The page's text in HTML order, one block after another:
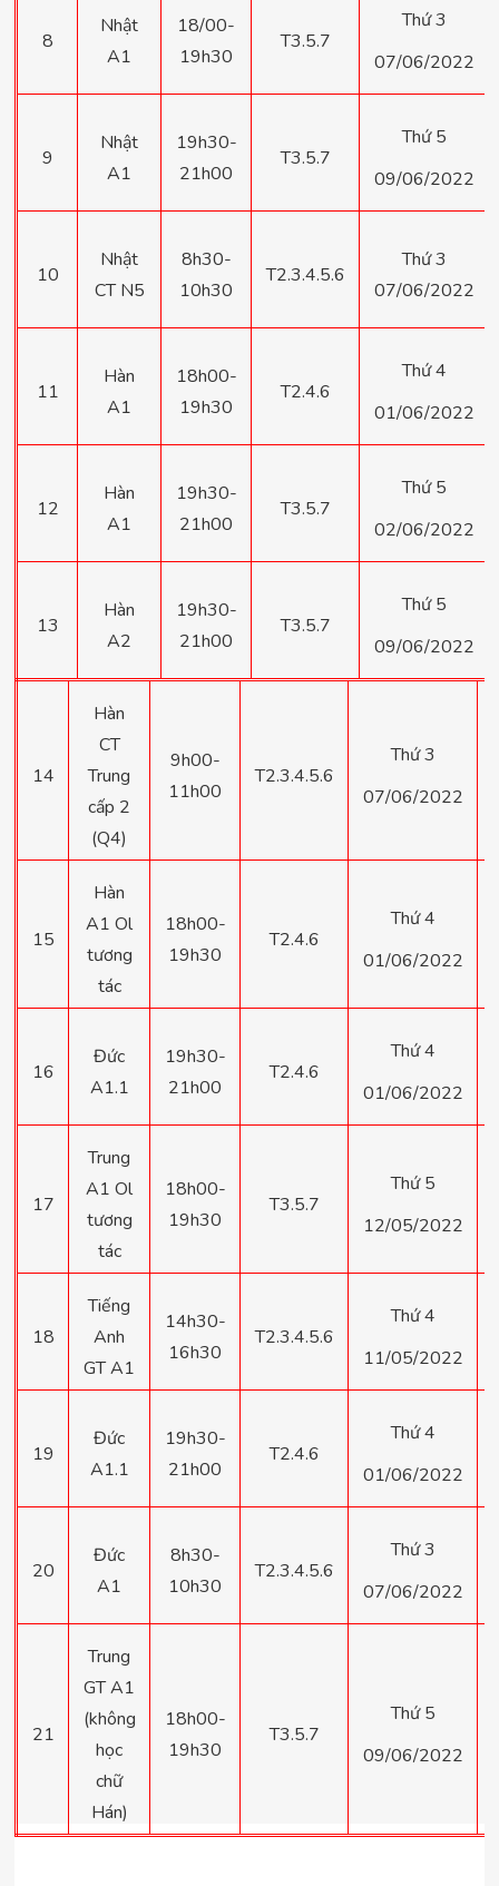
8
Nhật
A1
18/00-
19h30
T3.5.7
Thứ 3
07/06/2022
9
Nhật
A1
19h30-
21h00
T3.5.7
Thứ 5
09/06/2022
10
Nhật
CT N5
8h30-
10h30
T2.3.4.5.6
Thứ 3
07/06/2022
11
Hàn
A1
18h00-
19h30
T2.4.6
Thứ 4
01/06/2022
12
Hàn
A1
19h30-
21h00
T3.5.7
Thứ 5
02/06/2022
13
Hàn
A2
19h30-
21h00
T3.5.7
Thứ 5
09/06/2022
14
Hàn
CT
Trung
cấp 2
(Q4)
9h00-
11h00
T2.3.4.5.6
Thứ 3
07/06/2022
15
Hàn
A1 Ol
tương
tác
18h00-
19h30
T2.4.6
Thứ 4
01/06/2022
16
Đức
A1.1
19h30-
21h00
T2.4.6
Thứ 4
01/06/2022
17
Trung
A1 Ol
tương
tác
18h00-
19h30
T3.5.7
Thứ 5
12/05/2022
18
Tiếng
Anh
GT A1
14h30-
16h30
T2.3.4.5.6
Thứ 4
11/05/2022
19
Đức
A1.1
19h30-
21h00
T2.4.6
Thứ 4
01/06/2022
20
Đức
A1
8h30-
10h30
T2.3.4.5.6
Thứ 3
07/06/2022
21
Trung
GT A1
(không
học
chữ
Hán)
18h00-
19h30
T3.5.7
Thứ 5
09/06/2022